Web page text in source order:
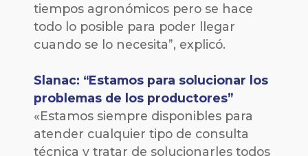
tiempos agronómicos pero se hace
todo lo posible para poder llegar
cuando se lo necesita”, explicó.
Slanac: “Estamos para solucionar los
problemas de los productores”
«Estamos siempre disponibles para
atender cualquier tipo de consulta
técnica y tratar de solucionarles todos